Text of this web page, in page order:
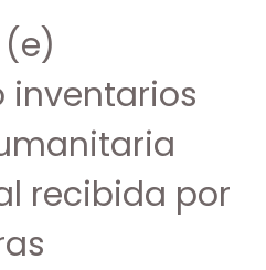
inventarios
recibida por